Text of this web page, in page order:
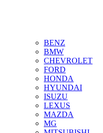
BENZ
BMW
CHEVROLET
FORD
HONDA
HYUNDAI
ISUZU
LEXUS
MAZDA
MG